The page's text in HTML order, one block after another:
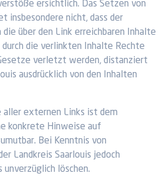
ersichtlich. Das Setzen von
insbesondere nicht, dass der
die über den Link erreichbaren Inhalte
die verlinkten Inhalte Rechte
verletzt werden, distanziert
ausdrücklich von den Inhalten
aller externen Links ist dem
konkrete Hinweise auf
Bei Kenntnis von
Landkreis Saarlouis jedoch
löschen.